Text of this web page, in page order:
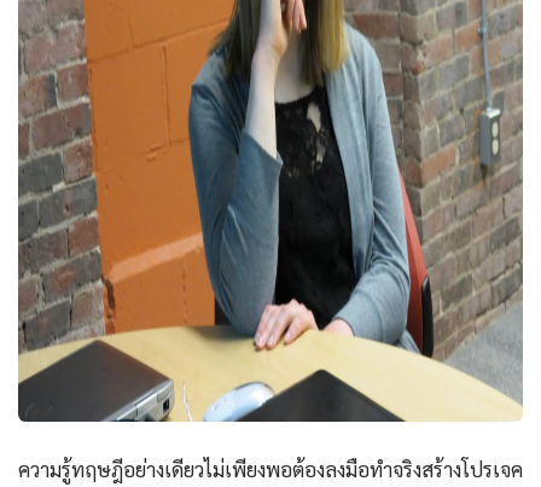
ความรู้ทฤษฎีอย่างเดียวไม่เพียงพอต้องลงมือทำจริงสร้างโปรเจค